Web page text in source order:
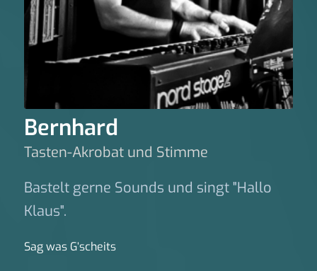
Bernhard
Tasten-Akrobat und Stimme
Bastelt gerne Sounds und singt "Hallo
Klaus".
Sag was G‘scheits